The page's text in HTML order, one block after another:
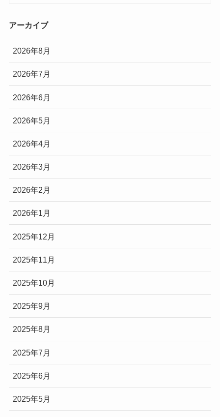
アーカイブ
2026年8月
2026年7月
2026年6月
2026年5月
2026年4月
2026年3月
2026年2月
2026年1月
2025年12月
2025年11月
2025年10月
2025年9月
2025年8月
2025年7月
2025年6月
2025年5月